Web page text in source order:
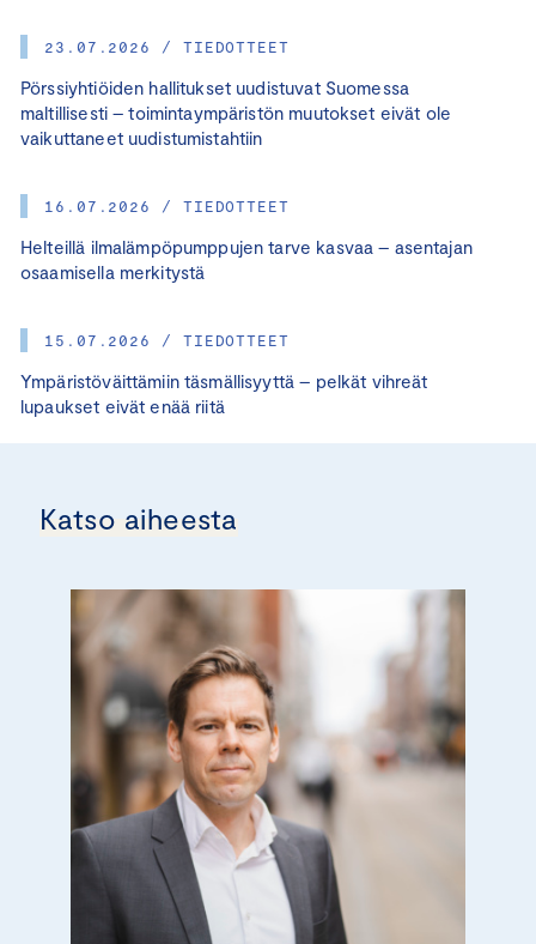
23.07.2026 / TIEDOTTEET
Pörssiyhtiöiden hallitukset uudistuvat Suomessa
maltillisesti – toimintaympäristön muutokset eivät ole
vaikuttaneet uudistumistahtiin
16.07.2026 / TIEDOTTEET
Helteillä ilmalämpöpumppujen tarve kasvaa – asentajan
osaamisella merkitystä
15.07.2026 / TIEDOTTEET
Ympäristöväittämiin täsmällisyyttä – pelkät vihreät
lupaukset eivät enää riitä
Katso aiheesta